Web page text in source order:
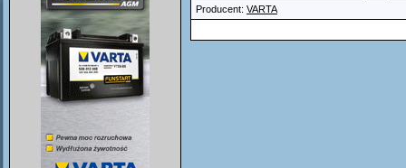
Producent: VARTA